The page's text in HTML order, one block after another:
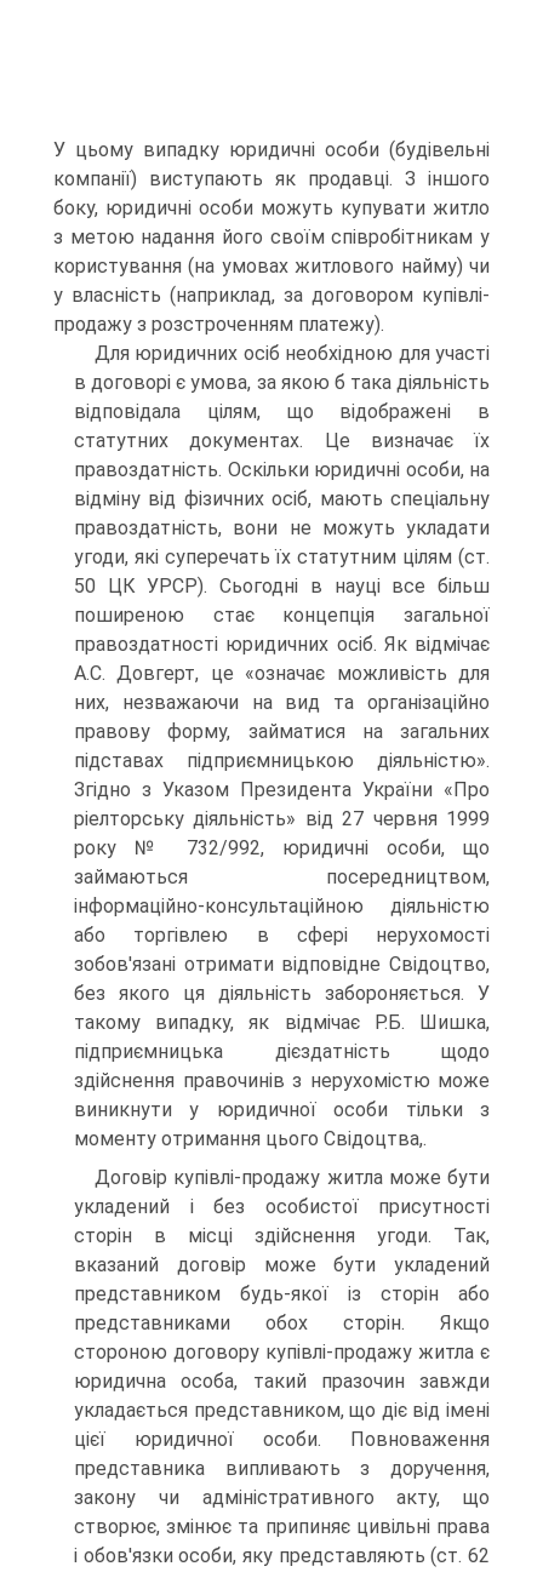
У цьому випадку юридичні особи (будівельні
компанії) виступають як продавці. З іншого
боку, юридичні особи можуть купувати житло
з метою надання його своїм співробітникам у
користування (на умовах житлового найму) чи
у власність (наприклад, за договором купівлі-
продажу з розстроченням платежу).
Для юридичних осіб необхідною для участі
в договорі є умова, за якою б така діяльність
відповідала цілям, що відображені в
статутних документах. Це визначає їх
правоздатність. Оскільки юридичні особи, на
відміну від фізичних осіб, мають спеціальну
правоздатність, вони не можуть укладати
угоди, які суперечать їх статутним цілям (ст.
50 ЦК УРСР). Сьогодні в науці все більш
поширеною стає концепція загальної
правоздатності юридичних осіб. Як відмічає
А.С. Довгерт, це «означає можливість для
них, незважаючи на вид та організаційно
правову форму, займатися на загальних
підставах підприємницькою діяльністю».
Згідно з Указом Президента України «Про
ріелторську діяльність» від 27 червня 1999
року № 732/992, юридичні особи, що
займаються посередництвом,
інформаційно-консультаційною діяльністю
або торгівлею в сфері нерухомості
зобов'язані отримати відповідне Свідоцтво,
без якого ця діяльність забороняється. У
такому випадку, як відмічає Р.Б. Шишка,
підприємницька дієздатність щодо
здійснення правочинів з нерухомістю може
виникнути у юридичної особи тільки з
моменту отримання цього Свідоцтва,.
Договір купівлі-продажу житла може бути
укладений і без особистої присутності
сторін в місці здійснення угоди. Так,
вказаний договір може бути укладений
представником будь-якої із сторін або
представниками обох сторін. Якщо
стороною договору купівлі-продажу житла є
юридична особа, такий празочин завжди
укладається представником, що діє від імені
цієї юридичної особи. Повноваження
представника випливають з доручення,
закону чи адміністративного акту, що
створює, змінює та припиняє цивільні права
і обов'язки особи, яку представляють (ст. 62